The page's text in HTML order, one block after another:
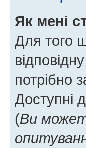
Як мені
Для того
потрібно
Доступні
(Ви